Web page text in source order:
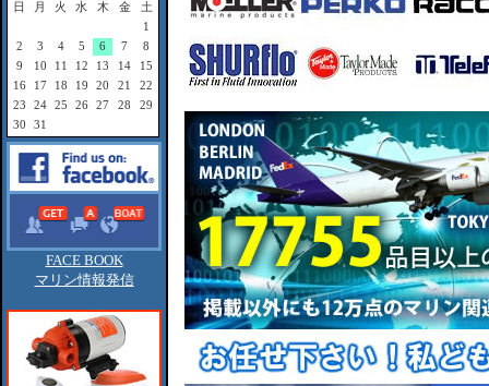
日
月 火 水 木 金
土
1
2
3 4 5 6 7
8
9
10 11 12 13 14
15
16
17 18 19 20 21
22
23
24 25 26 27 28
29
30
31
FACE BOOK
マリン情報発信